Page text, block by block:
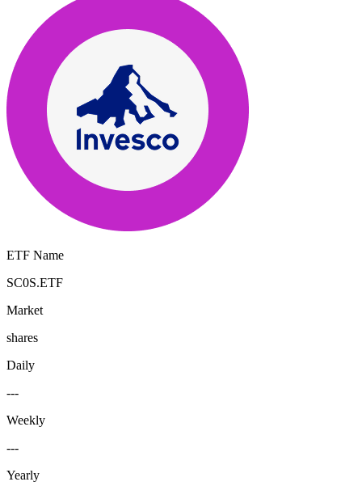
ETF Name
SC0S.ETF
Market
shares
Daily
---
Weekly
---
Yearly